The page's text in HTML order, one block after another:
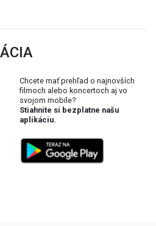
Chcete mať prehľad o najnovších
filmoch alebo koncertoch aj vo
svojom mobile?
Stiahnite si bezplatne našu
aplikáciu.